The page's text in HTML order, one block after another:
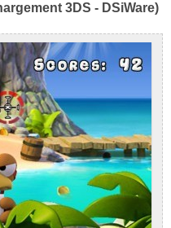
3DS - DSiWare)